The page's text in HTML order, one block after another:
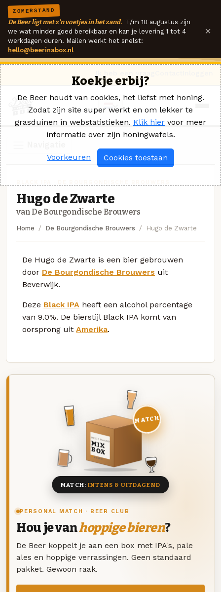
ZOMERSTAND
De Beer ligt met z'n voetjes in het zand. T/m 10 augustus zijn
we wat minder goed bereikbaar en kan je levering 1 tot 4
werkdagen duren. Mailen werkt het snelst:
hello@beerinabox.nl
×
Hugo de Zwarte
van De Bourgondische Brouwers
Home De Bourgondische Brouwers Hugo de Zwarte
De Hugo de Zwarte is een bier gebrouwen
door De Bourgondische Brouwers uit
Beverwijk.
Deze Black IPA heeft een alcohol percentage
van 9.0%. De bierstijl Black IPA komt van
oorsprong uit Amerika.
PERSONAL MATCH · BEER CLUB
Hou je vanhoppige bieren?
De Beer koppelt je aan een box met IPA's, pale
ales en hoppige verrassingen. Geen standaard
pakket. Gewoon raak.
DEZE MAAND
MIX
BOX
8 BIEREN
MATCH
MATCH:INTENS & UITDAGEND
Koekje erbij?
De Beer houdt van cookies, het liefst met honing.
Zodat zijn site super werkt en om lekker te
grasduinen in webstatistieken. Klik hier voor meer
informatie over zijn honingwafels.
Voorkeuren Cookies toestaan